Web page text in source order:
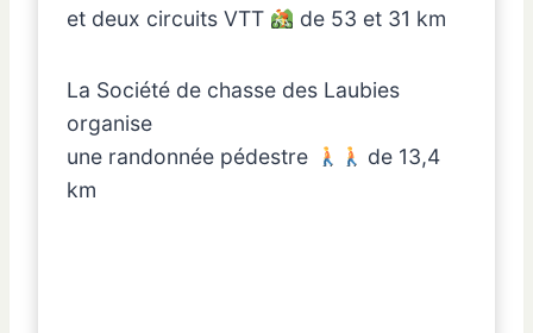
et deux circuits VTT
de 53 et 31 km
La Société de chasse des Laubies
organise
une randonnée pédestre
de 13,4
km